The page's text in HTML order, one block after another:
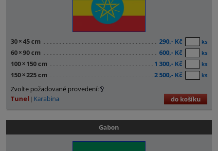
30×45 cm 290,- Kč ks
60×90 cm 600,- Kč ks
100× 150 cm 1 300,- Kč ks
150×225 cm 2 500,- Kč ks
Zvolte požadované provedení:
Tunel
Karabina do košíku
Gabon